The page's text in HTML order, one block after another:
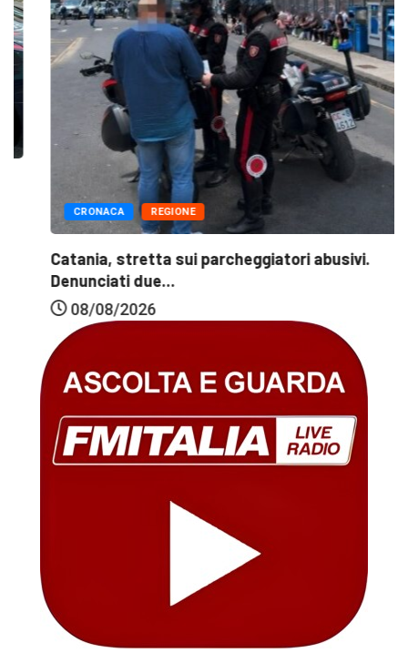
CRONACA REGIONE
Catania, stretta sui parcheggiatori abusivi.
Denunciati due...
08/08/2026